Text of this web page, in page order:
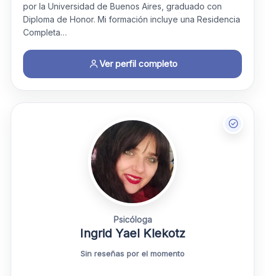
por la Universidad de Buenos Aires, graduado con
Diploma de Honor. Mi formación incluye una Residencia
Completa…
Ver perfil completo
Psicóloga
Ingrid Yael Klekotz
Sin reseñas por el momento